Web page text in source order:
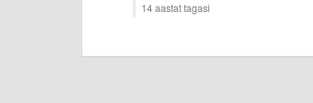
14 aastat tagasi